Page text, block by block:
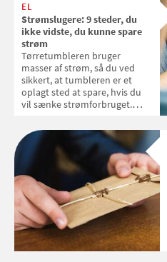
EL
Strømslugere: 9 steder, du
ikke vidste, du kunne spare
strøm
Tørretumbleren bruger
masser af strøm, så du ved
sikkert, at tumbleren er et
oplagt sted at spare, hvis du
vil sænke strømforbruget.
måske ikke er helt så oplagte,
men som du kan spare på og
dermed skære en luns af
elregningen